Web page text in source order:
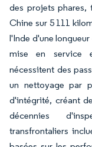
des projets phares,
Chine sur 5 111
l'Inde d'une
mise en service
nécessitent des
un nettoyage par
d'intégrité, créant
décennies
transfrontaliers